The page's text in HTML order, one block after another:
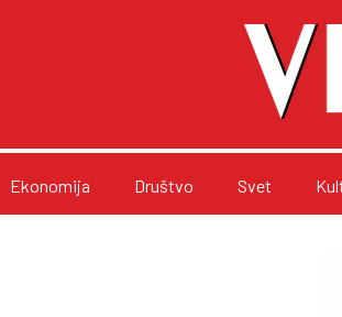
Ekonomija Društvo Svet